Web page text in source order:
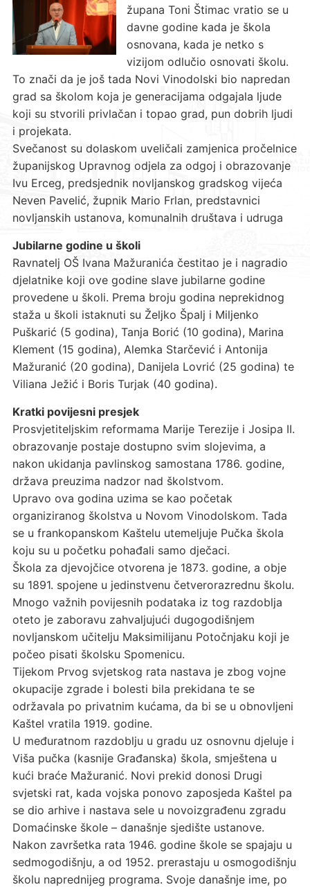
župana Toni Štimac vratio se u
davne godine kada je škola
osnovana, kada je netko s
vizijom odlučio osnovati školu.
To znači da je još tada Novi Vinodolski bio napredan
grad sa školom koja je generacijama odgajala ljude
koji su stvorili privlačan i topao grad, pun dobrih ljudi
i projekata.
Svečanost su dolaskom uveličali zamjenica pročelnice
županijskog Upravnog odjela za odgoj i obrazovanje
Ivu Erceg, predsjednik novljanskog gradskog vijeća
Neven Pavelić, župnik Mario Frlan, predstavnici
novljanskih ustanova, komunalnih društava i udruga
Jubilarne godine u školi
Ravnatelj OŠ Ivana Mažuranića čestitao je i nagradio
djelatnike koji ove godine slave jubilarne godine
provedene u školi. Prema broju godina neprekidnog
staža u školi istaknuti su Željko Špalj i Miljenko
Puškarić (5 godina), Tanja Borić (10 godina), Marina
Klement (15 godina), Alemka Starčević i Antonija
Mažuranić (20 godina), Danijela Lovrić (25 godina) te
Viliana Ježić i Boris Turjak (40 godina).
Kratki povijesni presjek
Prosvjetiteljskim reformama Marije Terezije i Josipa II.
obrazovanje postaje dostupno svim slojevima, a
nakon ukidanja pavlinskog samostana 1786. godine,
država preuzima nadzor nad školstvom.
Upravo ova godina uzima se kao početak
organiziranog školstva u Novom Vinodolskom. Tada
se u frankopanskom Kaštelu utemeljuje Pučka škola
koju su u početku pohađali samo dječaci.
Škola za djevojčice otvorena je 1873. godine, a obje
su 1891. spojene u jedinstvenu četverorazrednu školu.
Mnogo važnih povijesnih podataka iz tog razdoblja
oteto je zaboravu zahvaljujući dugogodišnjem
novljanskom učitelju Maksimilijanu Potočnjaku koji je
počeo pisati školsku Spomenicu.
Tijekom Prvog svjetskog rata nastava je zbog vojne
okupacije zgrade i bolesti bila prekidana te se
održavala po privatnim kućama, da bi se u obnovljeni
Kaštel vratila 1919. godine.
U međuratnom razdoblju u gradu uz osnovnu djeluje i
Viša pučka (kasnije Građanska) škola, smještena u
kući braće Mažuranić. Novi prekid donosi Drugi
svjetski rat, kada vojska ponovo zaposjeda Kaštel pa
se dio arhive i nastava sele u novoizgrađenu zgradu
Domaćinske škole – današnje sjedište ustanove.
Nakon završetka rata 1946. godine škole se spajaju u
sedmogodišnju, a od 1952. prerastaju u osmogodišnju
školu naprednijeg programa. Svoje današnje ime, po